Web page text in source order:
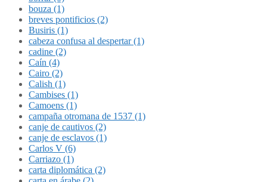
bouza (1)
breves pontificios (2)
Busiris (1)
cabeza confusa al despertar (1)
cadine (2)
Caín (4)
Cairo (2)
Calish (1)
Cambises (1)
Camoens (1)
campaña otromana de 1537 (1)
canje de cautivos (2)
canje de esclavos (1)
Carlos V (6)
Carriazo (1)
carta diplomática (2)